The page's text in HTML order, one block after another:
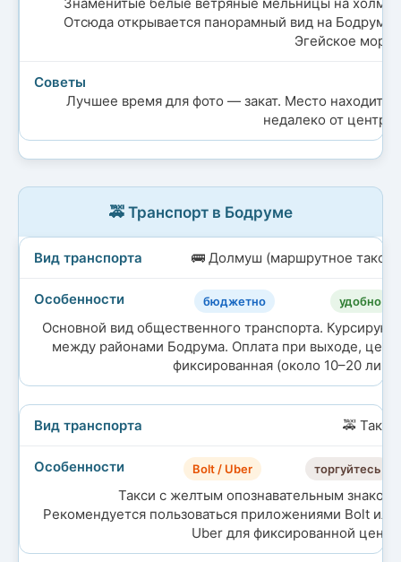
Знаменитые белые ветряные мельницы на холме.
Отсюда открывается панорамный вид на Бодрум и
Эгейское море.
Лучшее время для фото — закат. Место находится
недалеко от центра.
🚕 Транспорт в Бодруме
🚌 Долмуш (маршрутное такси)
бюджетно удобно
Основной вид общественного транспорта. Курсируют
между районами Бодрума. Оплата при выходе, цена
фиксированная (около 10–20 лир).
🚕 Такси
Bolt / Uber торгуйтесь
Такси с желтым опознавательным знаком.
Рекомендуется пользоваться приложениями Bolt или
Uber для фиксированной цены.